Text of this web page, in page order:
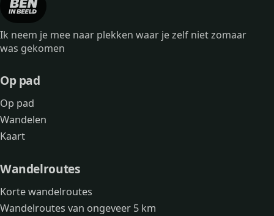
Ik neem je mee naar plekken waar je zelf niet zomaar
was gekomen
Op pad
Op pad
Wandelen
Kaart
Wandelroutes
Korte wandelroutes
Wandelroutes van ongeveer 5 km